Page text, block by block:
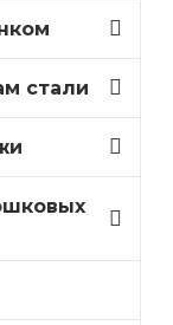
стали